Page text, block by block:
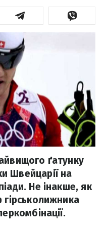
ґатунку
Швейцарії на
Не інакше, як
гірськолижника